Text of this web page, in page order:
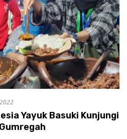
Yayuk Basuki Kunjungi